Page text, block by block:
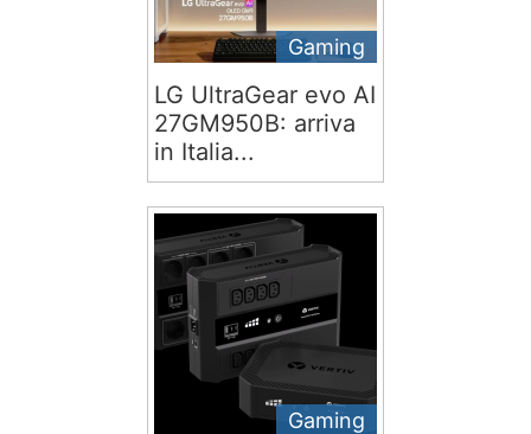
Gaming
LG UltraGear evo AI
27GM950B: arriva
in Italia...
Gaming